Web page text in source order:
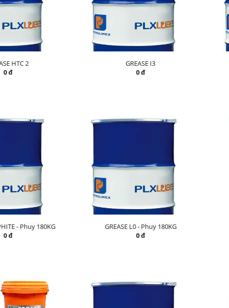
HTC 2
0 đ
GREASE I3
0 đ
- Phuy 180KG
0 đ
GREASE L0 - Phuy 180KG
0 đ